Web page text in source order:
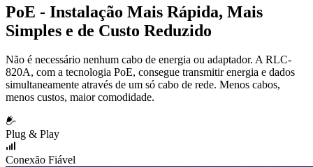
PoE - Instalação Mais Rápida, Mais
Simples e de Custo Reduzido
Não é necessário nenhum cabo de energia ou adaptador. A RLC-
820A, com a tecnologia PoE, consegue transmitir energia e dados
simultaneamente através de um só cabo de rede. Menos cabos,
menos custos, maior comodidade.
Plug & Play
Conexão Fiável